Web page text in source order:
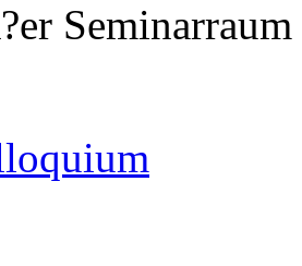
Seminarraum